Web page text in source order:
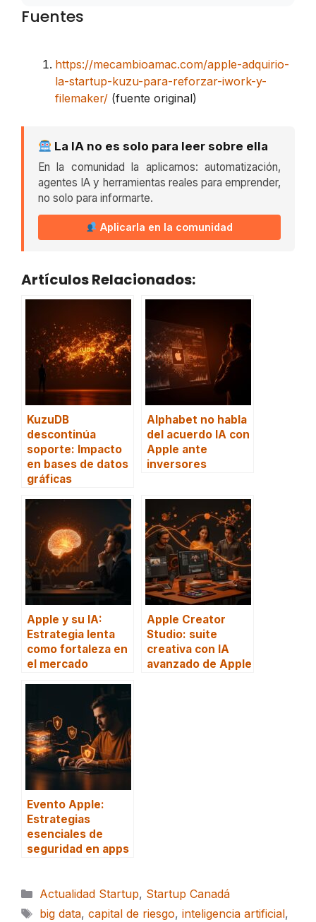
Fuentes
https://mecambioamac.com/apple-adquirio-
la-startup-kuzu-para-reforzar-iwork-y-
filemaker/ (fuente original)
La IA no es solo para leer sobre ella
En la comunidad la aplicamos: automatización,
agentes IA y herramientas reales para emprender,
no solo para informarte.
Aplicarla en la comunidad
Artículos Relacionados:
KuzuDB
descontinúa
soporte: Impacto
en bases de datos
gráficas
Alphabet no habla
del acuerdo IA con
Apple ante
inversores
Apple y su IA:
Estrategia lenta
como fortaleza en
el mercado
Apple Creator
Studio: suite
creativa con IA
avanzado de Apple
Evento Apple:
Estrategias
esenciales de
seguridad en apps
Categorías
Actualidad Startup, Startup Canadá
Etiquetas
big data, capital de riesgo, inteligencia artificial,